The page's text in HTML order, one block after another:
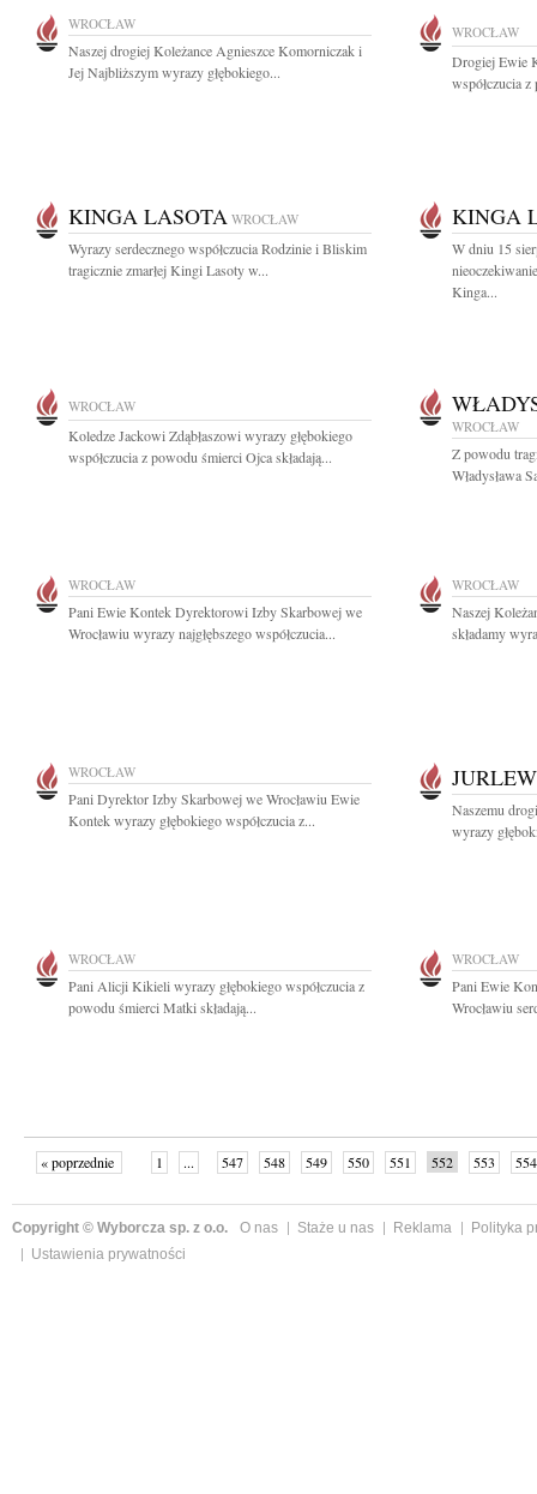
WROCŁAW
Naszej drogiej Koleżance Agnieszce Komorniczak i
Jej Najbliższym wyrazy głębokiego...
WROCŁAW
Drogiej Ewie
współczucia
KINGA LASOTA WROCŁAW
Wyrazy serdecznego współczucia Rodzinie i Bliskim
tragicznie zmarłej Kingi Lasoty w...
KINGA
W dniu 15
Kinga...
WROCŁAW
Koledze Jackowi Zdąbłaszowi wyrazy głębokiego
współczucia z powodu śmierci Ojca składają...
WROCŁAW
Z powodu
Władysława
WROCŁAW
Pani Ewie Kontek Dyrektorowi Izby Skarbowej we
Wrocławiu wyrazy najgłębszego współczucia...
WROCŁAW
Naszej
składamy
WROCŁAW
Pani Dyrektor Izby Skarbowej we Wrocławiu Ewie
Kontek wyrazy głębokiego współczucia z...
Naszemu
wyrazy
WROCŁAW
Pani Alicji Kikieli wyrazy głębokiego współczucia z
powodu śmierci Matki składają...
WROCŁAW
Pani Ewie
Wrocławiu
« poprzednie 1 ... 547 548 549 550 551 552 553
554
Copyright © Wyborcza sp. z o.o. O nas Staże u nas Reklama
Polityka
Ustawienia prywatności